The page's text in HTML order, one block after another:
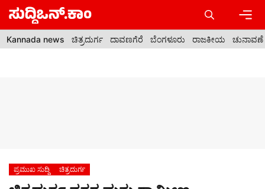
Skip
content
Kannada news ಚಿತ್ರದುರ್ಗ ದಾವಣಗೆರೆ ಬೆಂಗಳೂರು ರಾಜಕೀಯ ಚುನಾವಣೆ
ಪ್ರಮುಖ ಸುದ್ದಿ ಚಿತ್ರದುರ್ಗ